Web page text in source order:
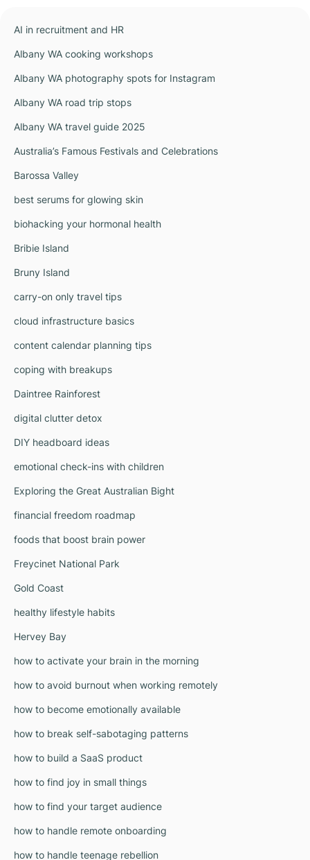
AI in recruitment and HR
Albany WA cooking workshops
Albany WA photography spots for Instagram
Albany WA road trip stops
Albany WA travel guide 2025
Australia’s Famous Festivals and Celebrations
Barossa Valley
best serums for glowing skin
biohacking your hormonal health
Bribie Island
Bruny Island
carry-on only travel tips
cloud infrastructure basics
content calendar planning tips
coping with breakups
Daintree Rainforest
digital clutter detox
DIY headboard ideas
emotional check-ins with children
Exploring the Great Australian Bight
financial freedom roadmap
foods that boost brain power
Freycinet National Park
Gold Coast
healthy lifestyle habits
Hervey Bay
how to activate your brain in the morning
how to avoid burnout when working remotely
how to become emotionally available
how to break self-sabotaging patterns
how to build a SaaS product
how to find joy in small things
how to find your target audience
how to handle remote onboarding
how to handle teenage rebellion